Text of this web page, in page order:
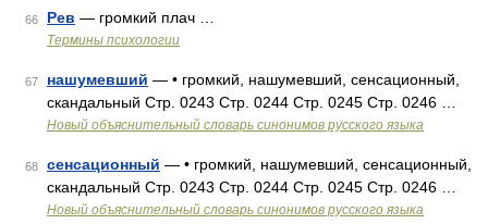
66 Рев — громкий плач …
Термины психологии
67 нашумевший — • громкий, нашумевший, сенсационный,
скандальный Стр. 0243 Стр. 0244 Стр. 0245 Стр. 0246 …
Новый объяснительный словарь синонимов русского языка
68 сенсационный — • громкий, нашумевший, сенсационный,
скандальный Стр. 0243 Стр. 0244 Стр. 0245 Стр. 0246 …
Новый объяснительный словарь синонимов русского языка